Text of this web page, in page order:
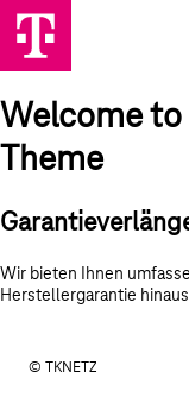
Welcome to
Theme
Wir bieten Ihnen
Herstellergarantie
© TKNETZ